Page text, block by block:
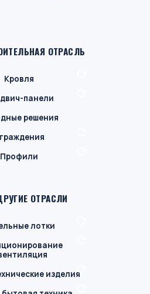
ОТРАСЛЬ
Кровля
панели
решения
Профили
ОТРАСЛИ
лотки
изделия